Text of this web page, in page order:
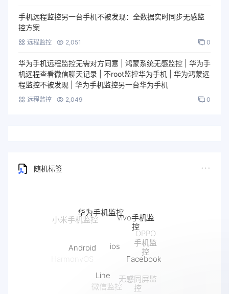
手机远程监控另一台手机不被发现：全数据实时同步无感监
控方案
远程监控 2,051 0
华为手机远程监控无需对方同意 | 鸿蒙系统无感监控 | 华为手
机远程查看微信聊天记录 | 不root监控华为手机 | 华为鸿蒙远
程监控不被发现 | 华为手机监控另一台华为手机
远程监控 2,049 0
随机标签
小米手机监控
华为手机监控
vivo手机监
控
OPPO
手机监
控
HarmonyOS
Android
ios
Facebook
无感同屏监
控
微信监控
Line